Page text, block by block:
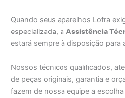
Quando seus aparelhos Lofra
especializada, a Assistência
estará sempre à disposição para
Nossos técnicos qualificados,
de peças originais, garantia e
fazem de nossa equipe a